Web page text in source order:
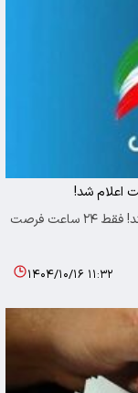
اعلام شد!
اقتصادایرانی: جاماندگان سود سهام عدالت توجه کنند! فقط ۲۴ ساعت فرصت
۱۴۰۴/۱۰/۱۶ ۱۱:۳۲